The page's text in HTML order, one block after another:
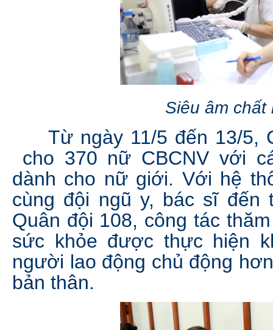
Siêu âm
Từ ngày 11/5 đến 13/5,
cho 370 nữ CBCNV với
dành cho nữ giới. Với hệ
cùng đội ngũ y, bác sĩ đến
Quân đội 108, công tác
sức khỏe được thực hiện
người lao động chủ động
bản thân.